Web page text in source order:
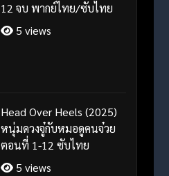
12 จบ พากย์ไทย/ซับไทย
5 views
Head Over Heels (2025)
หนุ่มดวงจู๋กับหมอดูคนจ๋วย
ตอนที่ 1-12 ซับไทย
5 views